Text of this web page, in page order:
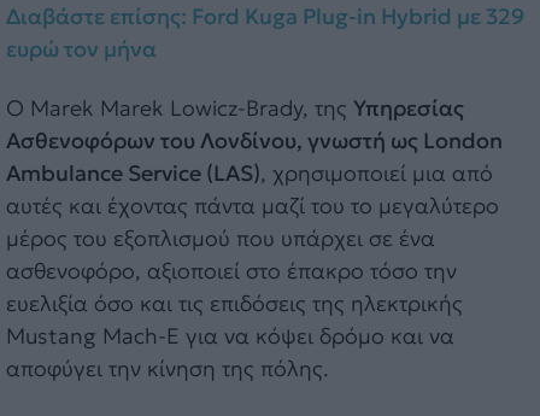
Διαβάστε επίσης: Ford Kuga Plug-in Hybrid με 329
ευρώ τον μήνα
Ο Marek Marek Lowicz-Brady, της Υπηρεσίας
Ασθενοφόρων του Λονδίνου, γνωστή ως London
Ambulance Service (LAS), χρησιμοποιεί μια από
αυτές και έχοντας πάντα μαζί του το μεγαλύτερο
μέρος του εξοπλισμού που υπάρχει σε ένα
ασθενοφόρο, αξιοποιεί στο έπακρο τόσο την
ευελιξία όσο και τις επιδόσεις της ηλεκτρικής
Mustang Mach-E για να κόψει δρόμο και να
αποφύγει την κίνηση της πόλης.